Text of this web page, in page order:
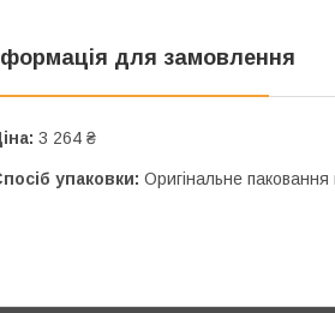
для замовлення
3 264 ₴
упаковки: Оригінальне паковання